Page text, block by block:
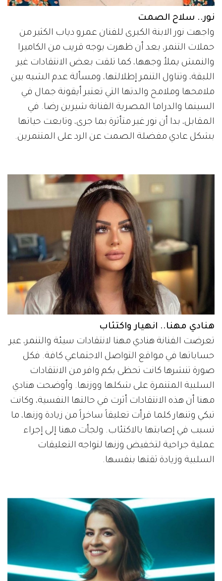
نور.. سلاح الصمت
واجهت نور الابنة الكبرى للفنان عمرو دياب الكثير من
حملات التنمر، بعد أن ظهرت بوجه قريب من الكاميرا
والنمش يملأ وجهها، كما تلقت بعض الانتقادات غير
اللبقة، وتناول التنمر إطلالتها، ومسألة عدم الشبه بين
ملامحها وملامح والدتها التي تعتبر أيقونة جمال في
السينما والدراما المصرية الفنانة شيرين رضا. في
المقابل، بدا أن نور غير متأثرة بما جرى، وتابعت حياتها
بشكل عادي مفضلة الصمت عن الرد على المتنمرين.
هنادي مهنا.. انهيار واكتئاب
تعرضت الفنانة هنادي مهنا لانتقادات سيئة والتنمر، عبر
حساباتها في مواقع التواصل الاجتماعي كافة. فكل
صورة تنشرها كانت تحظى بكم وافر من الانتقادات
السلبية المتنمرة على شكلها ووزنها. وأوضحت هنادي
مهنا أن هذه الانتقادات أثرت في حالتها النفسية، وكانت
تبكي وتنهار كلما قرأت تعليقاً ساخراً من زيادة وزنها، ما
تسبب في إصابتها بالاكتئاب. ولجأت مهنا إلى إجراء
عملية جراحية لتخفيض وزنها لتواجه التعليقات
السلبية وزيادة ثقتها بنفسها.